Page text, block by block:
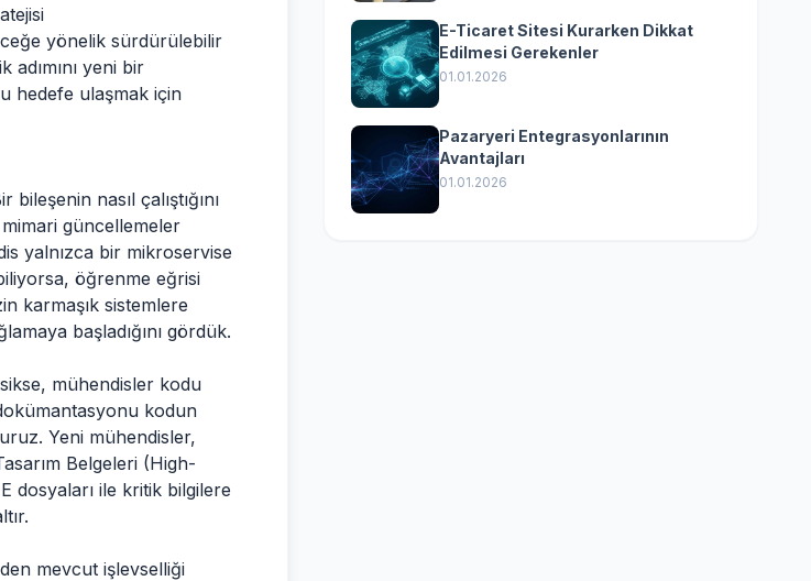
yönelik sürdürülebilir
yeni bir
hedefe ulaşmak için
nasıl çalıştığını
güncellemeler
yalnızca bir mikroservise
öğrenme eğrisi
karmaşık sistemlere
başladığını gördük.
mühendisler kodu
kodun
Yeni mühendisler,
Belgeleri (High-
dosyaları ile kritik bilgilere
mevcut işlevselliği
E-Ticaret Sitesi Kurarken Dikkat
Edilmesi Gerekenler
01.01.2026
Pazaryeri Entegrasyonlarının
Avantajları
01.01.2026